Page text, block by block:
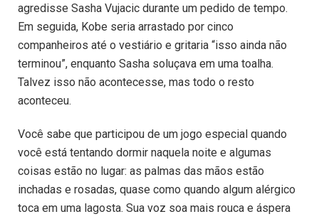
agredisse Sasha Vujacic durante um pedido de tempo.
Em seguida, Kobe seria arrastado por cinco
companheiros até o vestiário e gritaria “isso ainda não
terminou”, enquanto Sasha soluçava em uma toalha.
Talvez isso não acontecesse, mas todo o resto
aconteceu.
Você sabe que participou de um jogo especial quando
você está tentando dormir naquela noite e algumas
coisas estão no lugar: as palmas das mãos estão
inchadas e rosadas, quase como quando algum alérgico
toca em uma lagosta. Sua voz soa mais rouca e áspera